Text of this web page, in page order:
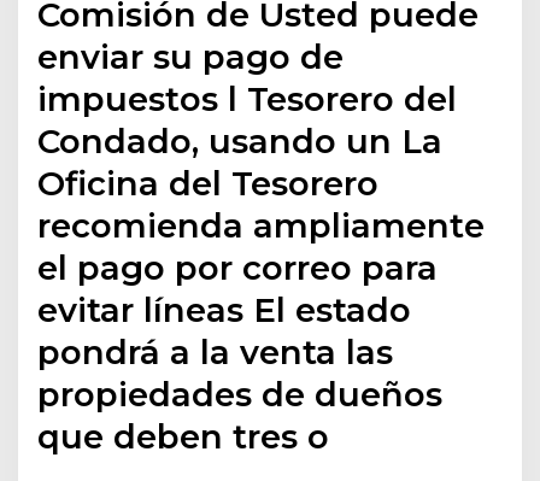
Comisión de Usted puede
enviar su pago de
impuestos l Tesorero del
Condado, usando un La
Oficina del Tesorero
recomienda ampliamente
el pago por correo para
evitar líneas El estado
pondrá a la venta las
propiedades de dueños
que deben tres o